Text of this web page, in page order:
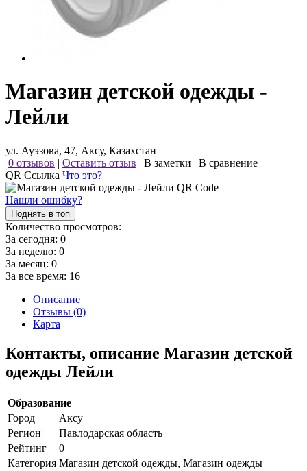
Магазин детской одежды -
Лейли
ул. Ауэзова, 47, Аксу, Казахстан
0 отзывов | Оставить отзыв | В заметки | В сравнение
QR Ссылка Что это?
Нашли ошибку?
Поднять в топ
Количество просмотров:
За сегодня: 0
За неделю: 0
За месяц: 0
За все время: 16
Описание
Отзывы (0)
Карта
Контакты, описание Магазин детской
одежды Лейли
Образование
Город
Аксу
Регион
Павлодарская область
Рейтинг
0
Категория Магазин детской одежды, Магазин одежды